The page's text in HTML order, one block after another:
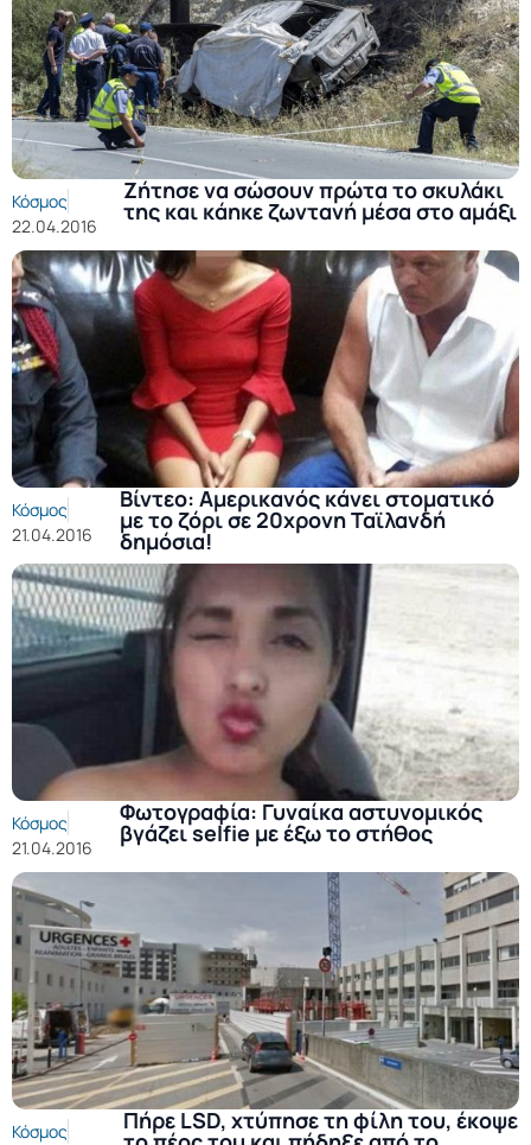
Κόσμος
22.04.2016
Ζήτησε να σώσουν πρώτα το σκυλάκι
της και κάηκε ζωντανή μέσα στο αμάξι
Κόσμος
21.04.2016
Βίντεο: Αμερικανός κάνει στοματικό
με το ζόρι σε 20χρονη Ταϊλανδή
δημόσια!
Κόσμος
21.04.2016
Φωτογραφία: Γυναίκα αστυνομικός
βγάζει selfie με έξω το στήθος
Κόσμος Πήρε LSD, χτύπησε τη φίλη του, έκοψε